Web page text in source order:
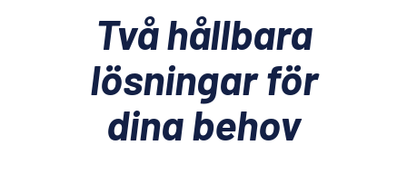
Två hållbara
lösningar för
dina behov